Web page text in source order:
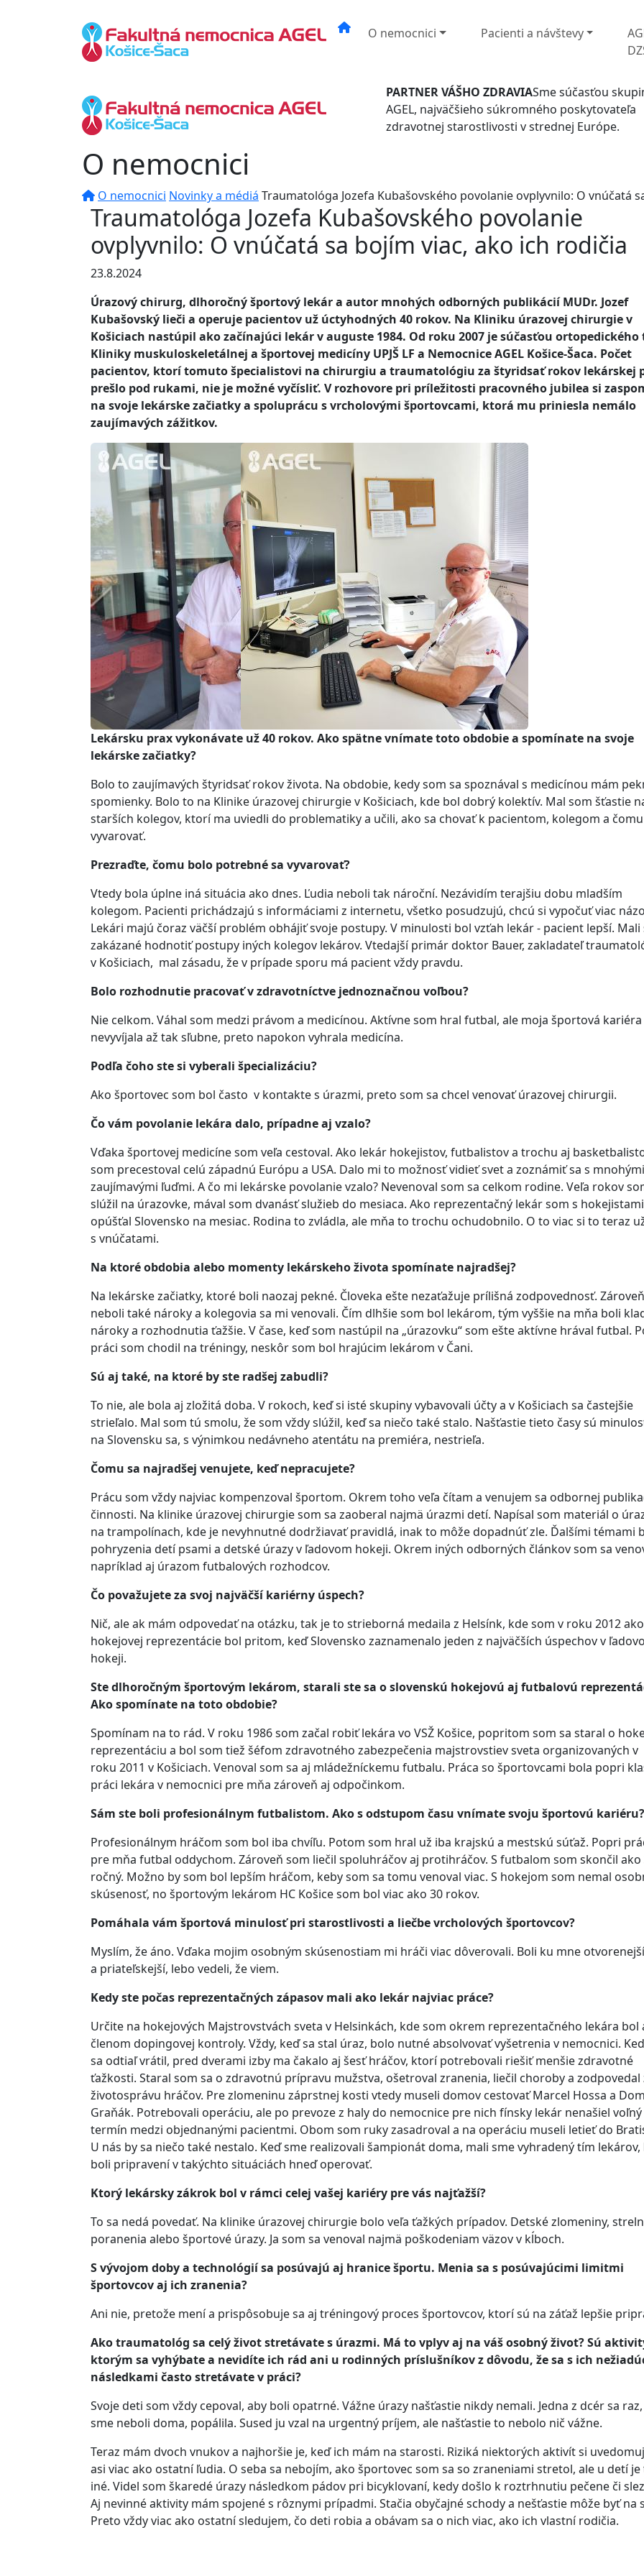
O nemocnici Pacienti a návštevy
PARTNER VÁŠHO ZDRAVIASme súčasťou
AGEL, najväčšieho súkromného poskytovateľa
zdravotnej starostlivosti v strednej Európe.
O nemocnici
O nemocnici Novinky a médiá Traumatológa Jozefa Kubašovského povolanie ovplyvnilo: O vnúčatá
Traumatológa Jozefa Kubašovského povolanie
ovplyvnilo: O vnúčatá sa bojím viac, ako ich rodičia
23.8.2024
Úrazový chirurg, dlhoročný športový lekár a autor mnohých odborných publikácií MUDr. Jozef
Kubašovský lieči a operuje pacientov už úctyhodných 40 rokov. Na Kliniku úrazovej chirurgie v
Košiciach nastúpil ako začínajúci lekár v auguste 1984. Od roku 2007 je súčasťou
Kliniky muskuloskeletálnej a športovej medicíny UPJŠ LF a Nemocnice AGEL Košice-Šaca. Počet
pacientov, ktorí tomuto špecialistovi na chirurgiu a traumatológiu za štyridsať rokov lekárskej
prešlo pod rukami, nie je možné vyčísliť. V rozhovore pri príležitosti pracovného jubilea si
na svoje lekárske začiatky a spoluprácu s vrcholovými športovcami, ktorá mu priniesla nemálo
zaujímavých zážitkov.
Lekársku prax vykonávate už 40 rokov. Ako spätne vnímate toto obdobie a spomínate na svoje
lekárske začiatky?
Bolo to zaujímavých štyridsať rokov života. Na obdobie, kedy som sa spoznával s medicínou mám
spomienky. Bolo to na Klinike úrazovej chirurgie v Košiciach, kde bol dobrý kolektív. Mal som šťastie
starších kolegov, ktorí ma uviedli do problematiky a učili, ako sa chovať k pacientom, kolegom a
vyvarovať.
Prezraďte, čomu bolo potrebné sa vyvarovať?
Vtedy bola úplne iná situácia ako dnes. Ľudia neboli tak nároční. Nezávidím terajšiu dobu mladším
kolegom. Pacienti prichádzajú s informáciami z internetu, všetko posudzujú, chcú si vypočuť viac
Lekári majú čoraz väčší problém obhájiť svoje postupy. V minulosti bol vzťah lekár - pacient lepší. Mali
zakázané hodnotiť postupy iných kolegov lekárov. Vtedajší primár doktor Bauer, zakladateľ
v Košiciach, mal zásadu, že v prípade sporu má pacient vždy pravdu.
Bolo rozhodnutie pracovať v zdravotníctve jednoznačnou voľbou?
Nie celkom. Váhal som medzi právom a medicínou. Aktívne som hral futbal, ale moja športová kariéra
nevyvíjala až tak sľubne, preto napokon vyhrala medicína.
Podľa čoho ste si vyberali špecializáciu?
Ako športovec som bol často v kontakte s úrazmi, preto som sa chcel venovať úrazovej chirurgii.
Čo vám povolanie lekára dalo, prípadne aj vzalo?
Vďaka športovej medicíne som veľa cestoval. Ako lekár hokejistov, futbalistov a trochu aj
som precestoval celú západnú Európu a USA. Dalo mi to možnosť vidieť svet a zoznámiť sa s mnohými
zaujímavými ľuďmi. A čo mi lekárske povolanie vzalo? Nevenoval som sa celkom rodine. Veľa rokov
slúžil na úrazovke, mával som dvanásť služieb do mesiaca. Ako reprezentačný lekár som s hokejistami
opúšťal Slovensko na mesiac. Rodina to zvládla, ale mňa to trochu ochudobnilo. O to viac si to teraz
s vnúčatami.
Na ktoré obdobia alebo momenty lekárskeho života spomínate najradšej?
Na lekárske začiatky, ktoré boli naozaj pekné. Človeka ešte nezaťažuje prílišná zodpovednosť. Zároveň
neboli také nároky a kolegovia sa mi venovali. Čím dlhšie som bol lekárom, tým vyššie na mňa boli
nároky a rozhodnutia ťažšie. V čase, keď som nastúpil na „úrazovku“ som ešte aktívne hrával futbal.
práci som chodil na tréningy, neskôr som bol hrajúcim lekárom v Čani.
Sú aj také, na ktoré by ste radšej zabudli?
To nie, ale bola aj zložitá doba. V rokoch, keď si isté skupiny vybavovali účty a v Košiciach sa častejšie
strieľalo. Mal som tú smolu, že som vždy slúžil, keď sa niečo také stalo. Našťastie tieto časy sú
na Slovensku sa, s výnimkou nedávneho atentátu na premiéra, nestrieľa.
Čomu sa najradšej venujete, keď nepracujete?
Prácu som vždy najviac kompenzoval športom. Okrem toho veľa čítam a venujem sa odbornej
činnosti. Na klinike úrazovej chirurgie som sa zaoberal najmä úrazmi detí. Napísal som materiál o
na trampolínach, kde je nevyhnutné dodržiavať pravidlá, inak to môže dopadnúť zle. Ďalšími témami
pohryzenia detí psami a detské úrazy v ľadovom hokeji. Okrem iných odborných článkov som sa
napríklad aj úrazom futbalových rozhodcov.
Čo považujete za svoj najväčší kariérny úspech?
Nič, ale ak mám odpovedať na otázku, tak je to strieborná medaila z Helsínk, kde som v roku 2012
hokejovej reprezentácie bol pritom, keď Slovensko zaznamenalo jeden z najväčších úspechov v
hokeji.
Ste dlhoročným športovým lekárom, starali ste sa o slovenskú hokejovú aj futbalovú
Ako spomínate na toto obdobie?
Spomínam na to rád. V roku 1986 som začal robiť lekára vo VSŽ Košice, popritom som sa staral o
reprezentáciu a bol som tiež šéfom zdravotného zabezpečenia majstrovstiev sveta organizovaných v
roku 2011 v Košiciach. Venoval som sa aj mládežníckemu futbalu. Práca so športovcami bola popri
práci lekára v nemocnici pre mňa zároveň aj odpočinkom.
Sám ste boli profesionálnym futbalistom. Ako s odstupom času vnímate svoju športovú kariéru?
Profesionálnym hráčom som bol iba chvíľu. Potom som hral už iba krajskú a mestskú súťaž. Popri
pre mňa futbal oddychom. Zároveň som liečil spoluhráčov aj protihráčov. S futbalom som skončil ako
ročný. Možno by som bol lepším hráčom, keby som sa tomu venoval viac. S hokejom som nemal
skúsenosť, no športovým lekárom HC Košice som bol viac ako 30 rokov.
Pomáhala vám športová minulosť pri starostlivosti a liečbe vrcholových športovcov?
Myslím, že áno. Vďaka mojim osobným skúsenostiam mi hráči viac dôverovali. Boli ku mne otvorenejší
a priateľskejší, lebo vedeli, že viem.
Kedy ste počas reprezentačných zápasov mali ako lekár najviac práce?
Určite na hokejových Majstrovstvách sveta v Helsinkách, kde som okrem reprezentačného lekára bol
členom dopingovej kontroly. Vždy, keď sa stal úraz, bolo nutné absolvovať vyšetrenia v nemocnici.
sa odtiaľ vrátil, pred dverami izby ma čakalo aj šesť hráčov, ktorí potrebovali riešiť menšie zdravotné
ťažkosti. Staral som sa o zdravotnú prípravu mužstva, ošetroval zranenia, liečil choroby a zodpovedal
životosprávu hráčov. Pre zlomeninu záprstnej kosti vtedy museli domov cestovať Marcel Hossa a
Graňák. Potrebovali operáciu, ale po prevoze z haly do nemocnice pre nich fínsky lekár nenašiel voľný
termín medzi objednanými pacientmi. Obom som ruky zasadroval a na operáciu museli letieť do
U nás by sa niečo také nestalo. Keď sme realizovali šampionát doma, mali sme vyhradený tím
boli pripravení v takýchto situáciách hneď operovať.
Ktorý lekársky zákrok bol v rámci celej vašej kariéry pre vás najťažší?
To sa nedá povedať. Na klinike úrazovej chirurgie bolo veľa ťažkých prípadov. Detské zlomeniny,
poranenia alebo športové úrazy. Ja som sa venoval najmä poškodeniam väzov v kĺboch.
S vývojom doby a technológií sa posúvajú aj hranice športu. Menia sa s posúvajúcimi limitmi
športovcov aj ich zranenia?
Ani nie, pretože mení a prispôsobuje sa aj tréningový proces športovcov, ktorí sú na záťaž lepšie
Ako traumatológ sa celý život stretávate s úrazmi. Má to vplyv aj na váš osobný život? Sú
ktorým sa vyhýbate a nevidíte ich rád ani u rodinných príslušníkov z dôvodu, že sa s ich
následkami často stretávate v práci?
Svoje deti som vždy cepoval, aby boli opatrné. Vážne úrazy našťastie nikdy nemali. Jedna z dcér sa
sme neboli doma, popálila. Sused ju vzal na urgentný príjem, ale našťastie to nebolo nič vážne.
Teraz mám dvoch vnukov a najhoršie je, keď ich mám na starosti. Riziká niektorých aktivít si
asi viac ako ostatní ľudia. O seba sa nebojím, ako športovec som sa so zraneniami stretol, ale u detí je
iné. Videl som škaredé úrazy následkom pádov pri bicyklovaní, kedy došlo k roztrhnutiu pečene či
Aj nevinné aktivity mám spojené s rôznymi prípadmi. Stačia obyčajné schody a nešťastie môže byť na
Preto vždy viac ako ostatní sledujem, čo deti robia a obávam sa o nich viac, ako ich vlastní rodičia.